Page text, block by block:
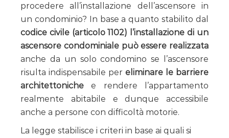
procedere all’installazione dell’ascensore in
un condominio? In base a quanto stabilito dal
codice civile (articolo 1102) l’installazione di un
ascensore condominiale può essere realizzata
anche da un solo condomino se l’ascensore
risulta indispensabile per eliminare le barriere
architettoniche e rendere l’appartamento
realmente abitabile e dunque accessibile
anche a persone con difficoltà motorie.
La legge stabilisce i criteri in base ai quali si